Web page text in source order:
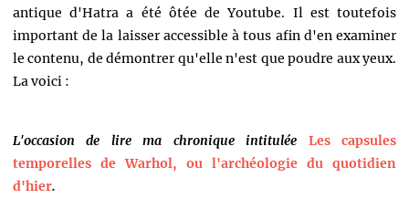
antique d'Hatra a été ôtée de Youtube. Il est toutefois
important de la laisser accessible à tous afin d'en examiner
le contenu, de démontrer qu'elle n'est que poudre aux yeux.
La voici :
L'occasion de lire ma chronique intitulée Les capsules
temporelles de Warhol, ou l'archéologie du quotidien
d'hier.